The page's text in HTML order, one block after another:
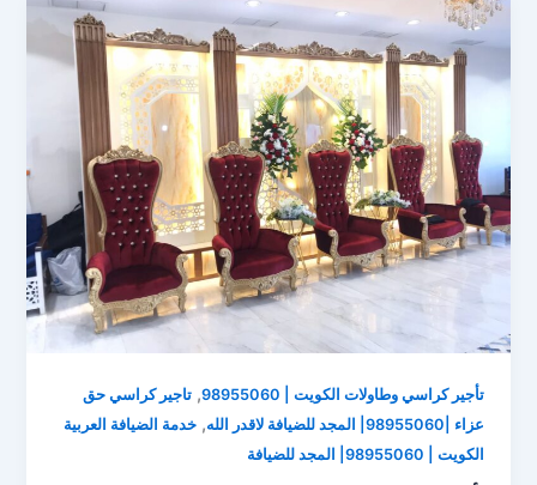
تأجير كراسي وطاولات الكويت | 98955060 ,تاجير كراسي حق
عزاء |98955060| المجد للضيافة لاقدر الله
,خدمة الضيافة العربية
الكويت | 98955060| المجد للضيافة